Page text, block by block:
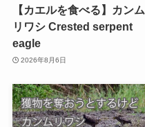
【カエルを食べる】カンム
リワシ Crested serpent
eagle
2026年8月6日